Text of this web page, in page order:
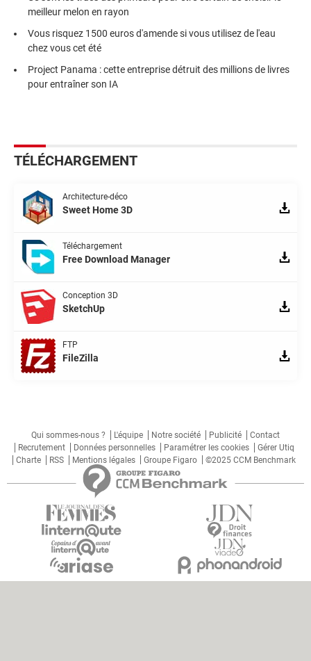
meilleur melon en rayon
Vous risquez 1500 euros d'amende si vous utilisez de l'eau
chez vous cet été
Project Panama : cette entreprise détruit des millions de livres
pour entraîner son IA
TÉLÉCHARGEMENT
Architecture-déco
Sweet Home 3D
Téléchargement
Free Download Manager
Conception 3D
SketchUp
FTP
FileZilla
Qui sommes-nous ? L'équipe Notre société Publicité
Contact
Recrutement
Données personnelles Paramétrer les cookies
Gérer Utiq
Charte
RSS Mentions légales Groupe Figaro ©2025 CCM Benchmark